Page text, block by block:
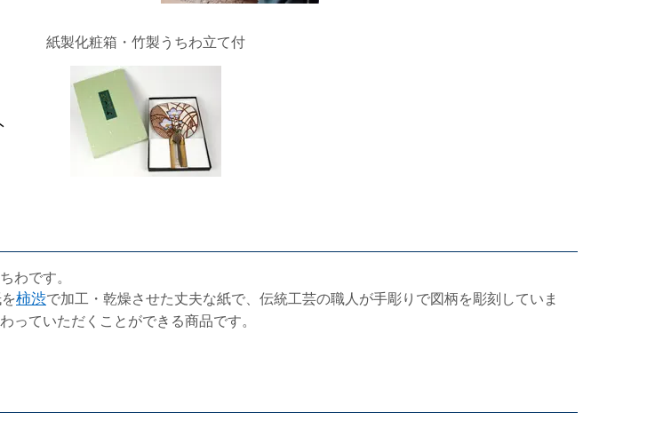
紙製化粧箱・竹製うちわ立て付
わです。
柿渋で加工・乾燥させた丈夫な紙で、伝統工芸の職人が手彫りで図柄を彫刻していま
ていただくことができる商品です。